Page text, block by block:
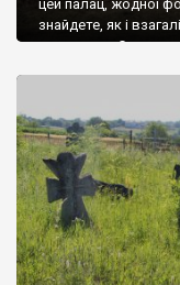
цей палац, жодної
знайдете, як і
мешканець